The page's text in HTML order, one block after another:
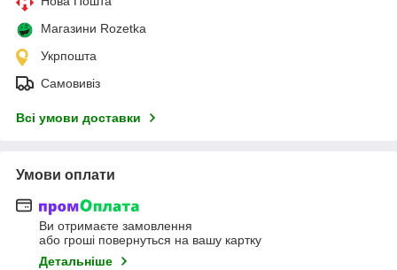
Магазини Rozetka
Укрпошта
Самовивіз
Всі умови доставки
Умови оплати
Ви отримаєте замовлення
або гроші повернуться на вашу картку
Детальніше